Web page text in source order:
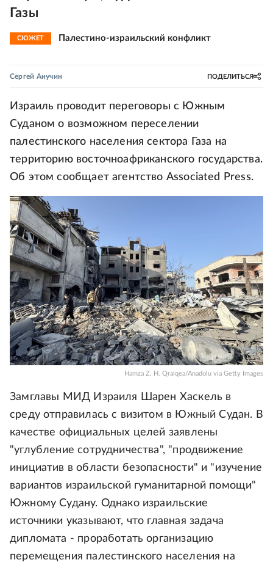
Газы
СЮЖЕТ Палестино-израильский конфликт
Сергей Анучин ПОДЕЛИТЬСЯ
Израиль проводит переговоры с Южным
Суданом о возможном переселении
палестинского населения сектора Газа на
территорию восточноафриканского государства.
Об этом сообщает агентство Associated Press.
Hamza Z. H. Qraiqea/Anadolu via Getty Images
Замглавы МИД Израиля Шарен Хаскель в
среду отправилась с визитом в Южный Судан. В
качестве официальных целей заявлены
"углубление сотрудничества", "продвижение
инициатив в области безопасности" и "изучение
вариантов израильской гуманитарной помощи"
Южному Судану. Однако израильские
источники указывают, что главная задача
дипломата - проработать организацию
перемещения палестинского населения на